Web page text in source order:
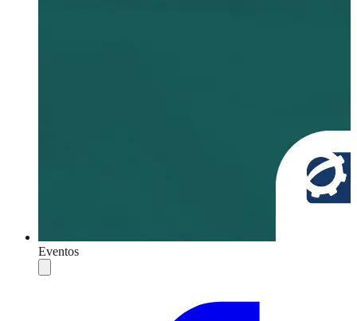
Eventos
Compartilhar